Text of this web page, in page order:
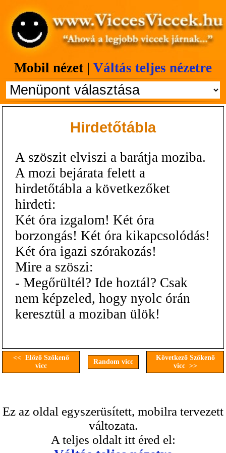
Mobil nézet | Váltás teljes nézetre
Hirdetőtábla
A szöszit elviszi a barátja moziba.
A mozi bejárata felett a
hirdetőtábla a következőket
hirdeti:
Két óra izgalom! Két óra
borzongás! Két óra kikapcsolódás!
Két óra igazi szórakozás!
Mire a szöszi:
- Megőrültél? Ide hoztál? Csak
nem képzeled, hogy nyolc órán
keresztül a moziban ülök!
<< Előző Szőkenő
vicc
Random vicc
Következő Szőkenő
vicc >>
Ez az oldal egyszerüsített, mobilra tervezett
változata.
A teljes oldalt itt éred el: